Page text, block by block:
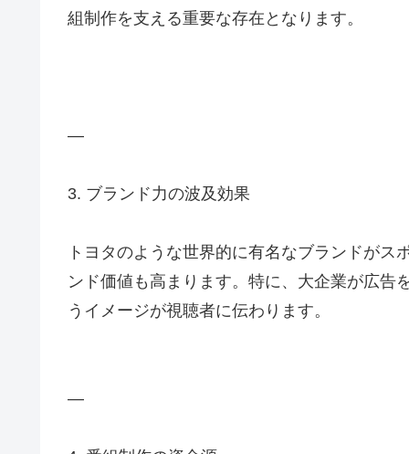
組制作を支える重要な存在となります。
—
3. ブランド力の波及効果
トヨタのような世界的に有名なブランドが
ンド価値も高まります。特に、大企業が広告
うイメージが視聴者に伝わります。
—